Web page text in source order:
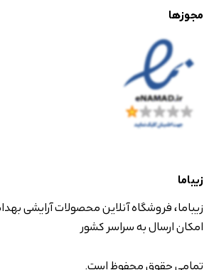
مجوزها
زیباما
زیباما، فروشگاه آنلاین محصولات آرایشی
امکان ارسال به سراسر کشور
تمامی حقوق محفوظ است.